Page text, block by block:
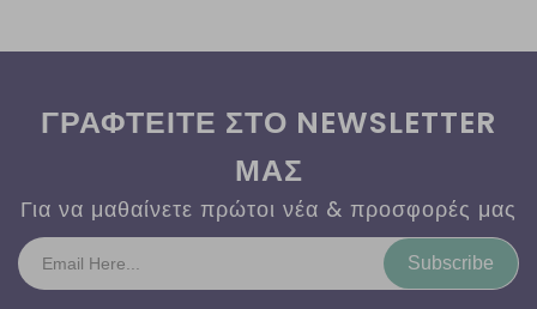
ΓΡΑΦΤΕΙΤΕ ΣΤΟ NEWSLETTER
ΜΑΣ
Για να μαθαίνετε πρώτοι νέα & προσφορές μας
Subscribe